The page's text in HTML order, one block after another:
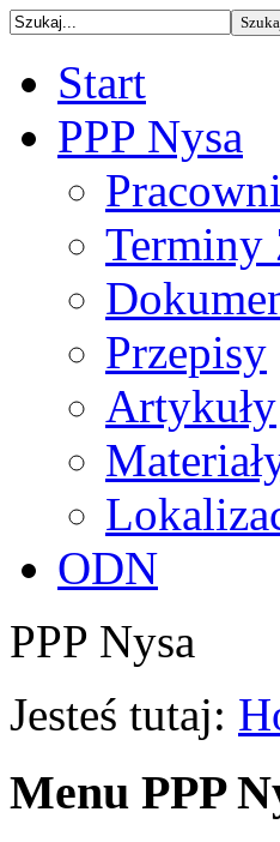
Start
PPP Nysa
Terminy
Przepisy
Artykuły
ODN
PPP Nysa
Jesteś tutaj:
Menu PPP